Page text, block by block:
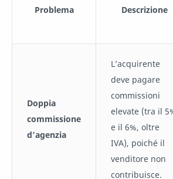
Problema Descrizione
Doppia
commissione
d’agenzia
L’acquirente
deve pagare
commissioni
elevate (tra il
e il 6%, oltre
IVA), poiché il
venditore non
contribuisce.